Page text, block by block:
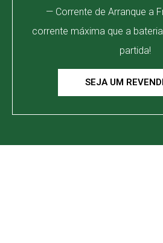
— Corrente de Arranque a
corrente máxima que a
partida!
SEJA UM